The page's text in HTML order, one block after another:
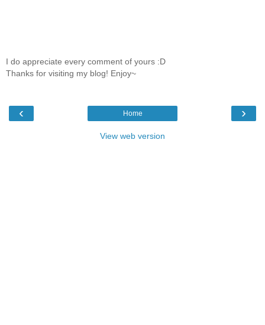
I do appreciate every comment of yours :D
Thanks for visiting my blog! Enjoy~
‹ ›
Home
View web version